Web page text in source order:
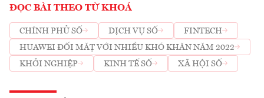
ĐỌC BÀI THEO TỪ KHOÁ
CHÍNH PHỦ SỐ DỊCH VỤ SỐ
FINTECH
HUAWEI ĐỐI MẶT VỚI NHIỀU KHÓ KHĂN NĂM 2022
KHỞI NGHIỆP
KINH TẾ SỐ XÃ HỘI SỐ